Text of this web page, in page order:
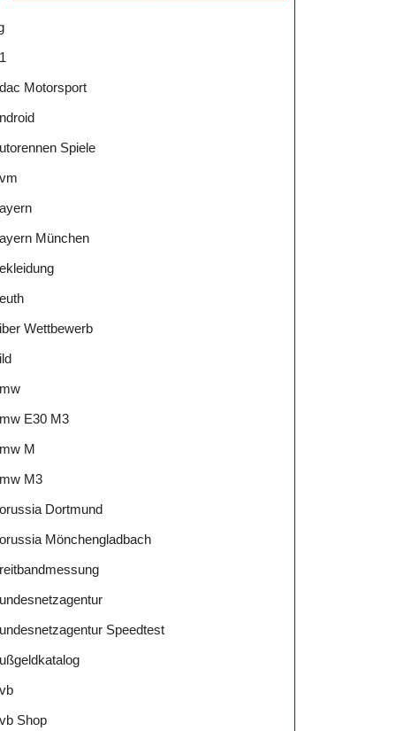
Motorsport
Spiele
München
Wettbewerb
E30 M3
M
M3
Dortmund
Mönchengladbach
Speedtest
Shop